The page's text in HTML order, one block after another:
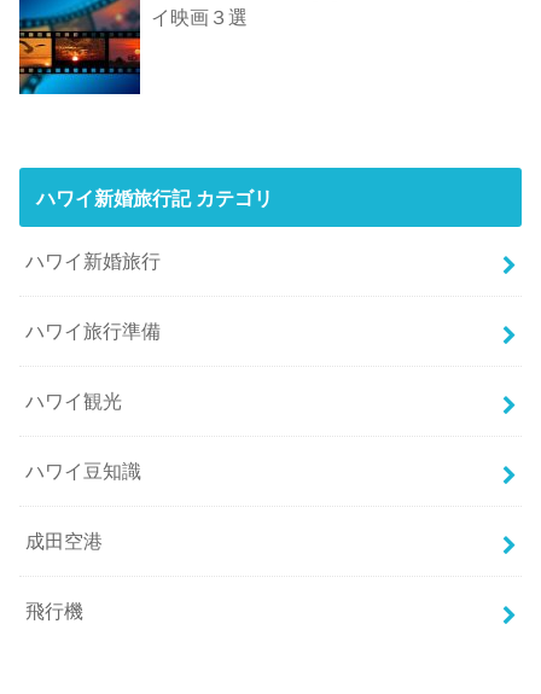
イ映画３選
ハワイ新婚旅行記 カテゴリ
ハワイ新婚旅行
ハワイ旅行準備
ハワイ観光
ハワイ豆知識
成田空港
飛行機